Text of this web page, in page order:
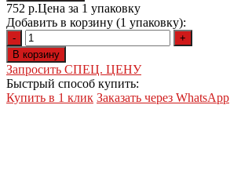
752 р.Цена за 1 упаковку
Добавить в корзину (1 упаковку):
-
+
В корзину
Запросить СПЕЦ. ЦЕНУ
Быстрый способ купить:
Купить в 1 клик Заказать через WhatsApp